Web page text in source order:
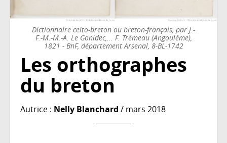
Dictionnaire celto-breton ou breton-français, par J.-
F.-M.-M.-A. Le Gonidec,... F. Trémeau (Angoulême),
1821 - BnF, département Arsenal, 8-BL-1742
Les orthographes
du breton
Autrice : Nelly Blanchard / mars 2018